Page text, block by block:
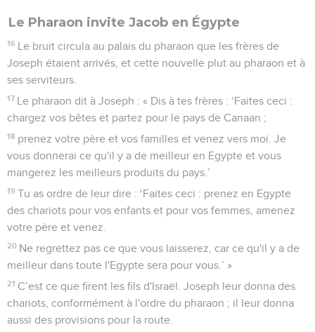
Le Pharaon invite Jacob en Égypte
16 Le bruit circula au palais du pharaon que les frères de
Joseph étaient arrivés, et cette nouvelle plut au pharaon et à
ses serviteurs.
17 Le pharaon dit à Joseph : « Dis à tes frères : ‘Faites ceci :
chargez vos bêtes et partez pour le pays de Canaan ;
18 prenez votre père et vos familles et venez vers moi. Je
vous donnerai ce qu'il y a de meilleur en Egypte et vous
mangerez les meilleurs produits du pays.’
19 Tu as ordre de leur dire : ‘Faites ceci : prenez en Egypte
des chariots pour vos enfants et pour vos femmes, amenez
votre père et venez.
20 Ne regrettez pas ce que vous laisserez, car ce qu'il y a de
meilleur dans toute l'Egypte sera pour vous.’ »
21 C’est ce que firent les fils d'Israël. Joseph leur donna des
chariots, conformément à l'ordre du pharaon ; il leur donna
aussi des provisions pour la route.